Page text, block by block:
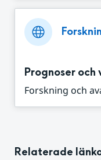
Prognoser
Forskning och
Relaterade